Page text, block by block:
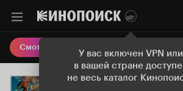
У вас включен VPN или
в вашей стране
не весь каталог
Смотреть кино Онлайн-